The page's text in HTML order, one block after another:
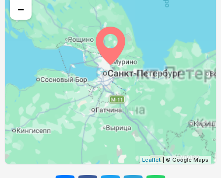
03:13 05:48 12:59 20:08
31, Пн 03:17 05:50 12:59 16:42
−
Leaflet| © Google Maps